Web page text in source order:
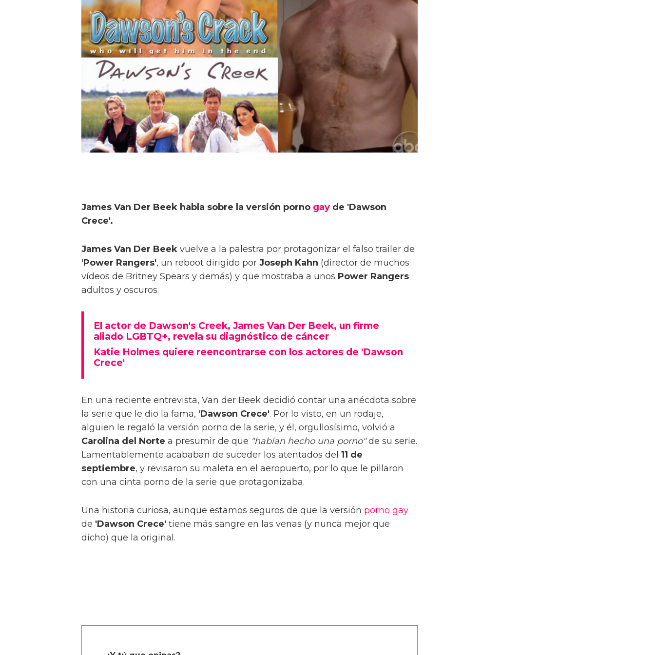
James Van Der Beek habla sobre la versión porno gay de 'Dawson
Crece'.
James Van Der Beek vuelve a la palestra por protagonizar el falso trailer de
'Power Rangers', un reboot dirigido por Joseph Kahn (director de muchos
vídeos de Britney Spears y demás) y que mostraba a unos Power Rangers
adultos y oscuros.
El actor de Dawson's Creek, James Van Der Beek, un firme
aliado LGBTQ+, revela su diagnóstico de cáncer
Katie Holmes quiere reencontrarse con los actores de 'Dawson
Crece'
En una reciente entrevista, Van der Beek decidió contar una anécdota sobre
la serie que le dio la fama, 'Dawson Crece'. Por lo visto, en un rodaje,
alguien le regaló la versión porno de la serie, y él, orgullosísimo, volvió a
Carolina del Norte a presumir de que "habían hecho una porno"de su serie.
Lamentablemente acababan de suceder los atentados del 11 de
septiembre, y revisaron su maleta en el aeropuerto, por lo que le pillaron
con una cinta porno de la serie que protagonizaba.
Una historia curiosa, aunque estamos seguros de que la versión porno gay
de 'Dawson Crece' tiene más sangre en las venas (y nunca mejor que
dicho) que la original.